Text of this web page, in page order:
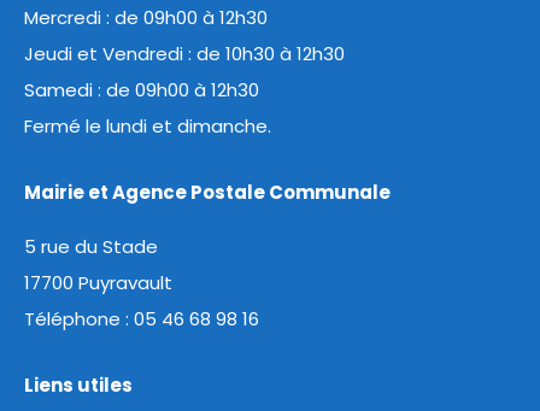
Mercredi : de 09h00 à 12h30
Jeudi et Vendredi : de 10h30 à 12h30
Samedi : de 09h00 à 12h30
Fermé le lundi et dimanche.
Mairie et Agence Postale Communale
5 rue du Stade
17700 Puyravault
Téléphone : 05 46 68 98 16
Liens utiles